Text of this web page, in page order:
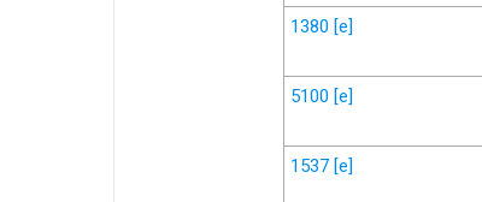
1380 [e]
5100 [e]
1537 [e]